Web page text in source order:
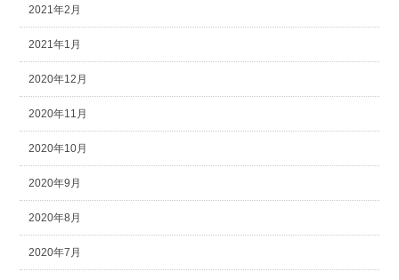
2021年2月
2021年1月
2020年12月
2020年11月
2020年10月
2020年9月
2020年8月
2020年7月